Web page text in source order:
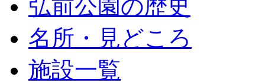
弘前公園の歴史
名所・見どころ
施設一覧